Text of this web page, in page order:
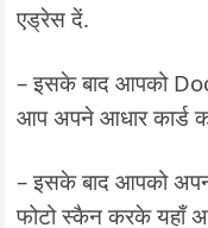
एड्रेस दें.
– इसके बाद आपको
आप अपने आधार कार्ड
– इसके बाद आपको
फोटो स्कैन करके यहाँ